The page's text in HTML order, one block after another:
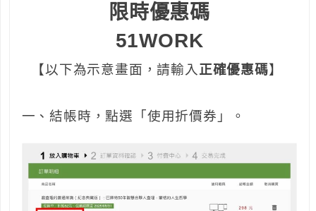
限時優惠碼
51WORK
【以下為示意畫面，請輸入 正確優惠碼】
一、結帳時，點選「使用折價券」。